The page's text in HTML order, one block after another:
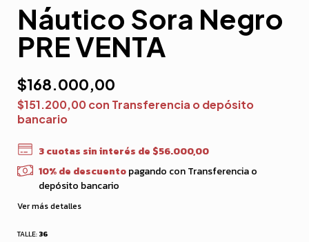
Náutico Sora Negro
PRE VENTA
$168.000,00
$151.200,00con Transferencia o depósito
bancario
3cuotas sin interés de $56.000,00
10% de descuentopagando con Transferencia o
depósito bancario
Ver más detalles
TALLE: 36